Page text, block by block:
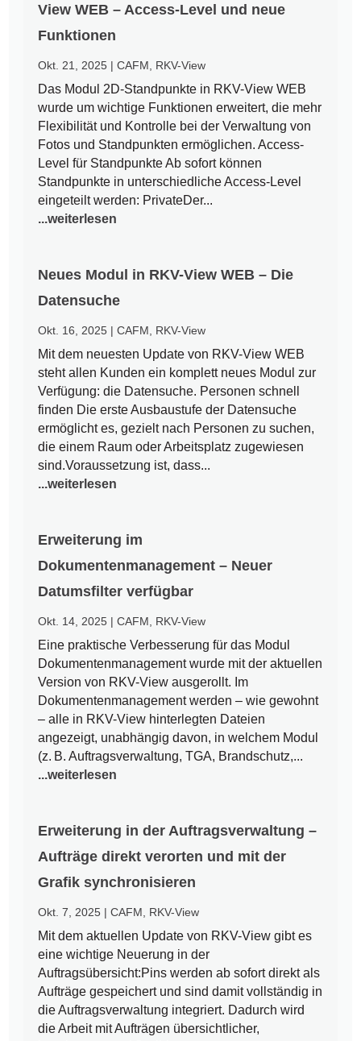
View WEB – Access-Level und neue
Funktionen
Okt. 21, 2025 |CAFM RKV-View
Das Modul 2D-Standpunkte in RKV-View WEB
wurde um wichtige Funktionen erweitert, die mehr
Flexibilität und Kontrolle bei der Verwaltung von
Fotos und Standpunkten ermöglichen. Access-
Level für Standpunkte Ab sofort können
Standpunkte in unterschiedliche Access-Level
eingeteilt werden: PrivateDer...
...weiterlesen
Neues Modul in RKV-View WEB – Die
Datensuche
Okt. 16, 2025 |CAFM RKV-View
Mit dem neuesten Update von RKV-View WEB
steht allen Kunden ein komplett neues Modul zur
Verfügung: die Datensuche. Personen schnell
finden Die erste Ausbaustufe der Datensuche
ermöglicht es, gezielt nach Personen zu suchen,
die einem Raum oder Arbeitsplatz zugewiesen
sind.Voraussetzung ist, dass...
...weiterlesen
Erweiterung im
Dokumentenmanagement – Neuer
Datumsfilter verfügbar
Okt. 14, 2025 |CAFM RKV-View
Eine praktische Verbesserung für das Modul
Dokumentenmanagement wurde mit der aktuellen
Version von RKV-View ausgerollt. Im
Dokumentenmanagement werden – wie gewohnt
– alle in RKV-View hinterlegten Dateien
angezeigt, unabhängig davon, in welchem Modul
(z. B. Auftragsverwaltung, TGA, Brandschutz,...
...weiterlesen
Erweiterung in der Auftragsverwaltung –
Aufträge direkt verorten und mit der
Grafik synchronisieren
Okt. 7, 2025 |CAFM RKV-View
Mit dem aktuellen Update von RKV-View gibt es
eine wichtige Neuerung in der
Auftragsübersicht:Pins werden ab sofort direkt als
Aufträge gespeichert und sind damit vollständig in
die Auftragsverwaltung integriert. Dadurch wird
die Arbeit mit Aufträgen übersichtlicher,